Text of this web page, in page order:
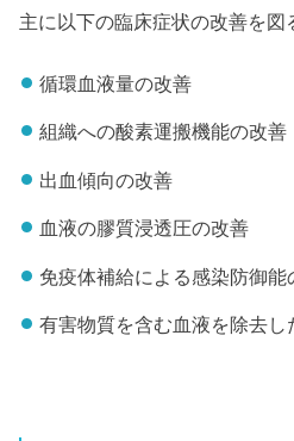
主に以下の臨床症状の改善を図
循環血液量の改善
組織への酸素運搬機能の改善
出血傾向の改善
血液の膠質浸透圧の改善
免疫体補給による感染防御能
有害物質を含む血液を除去し